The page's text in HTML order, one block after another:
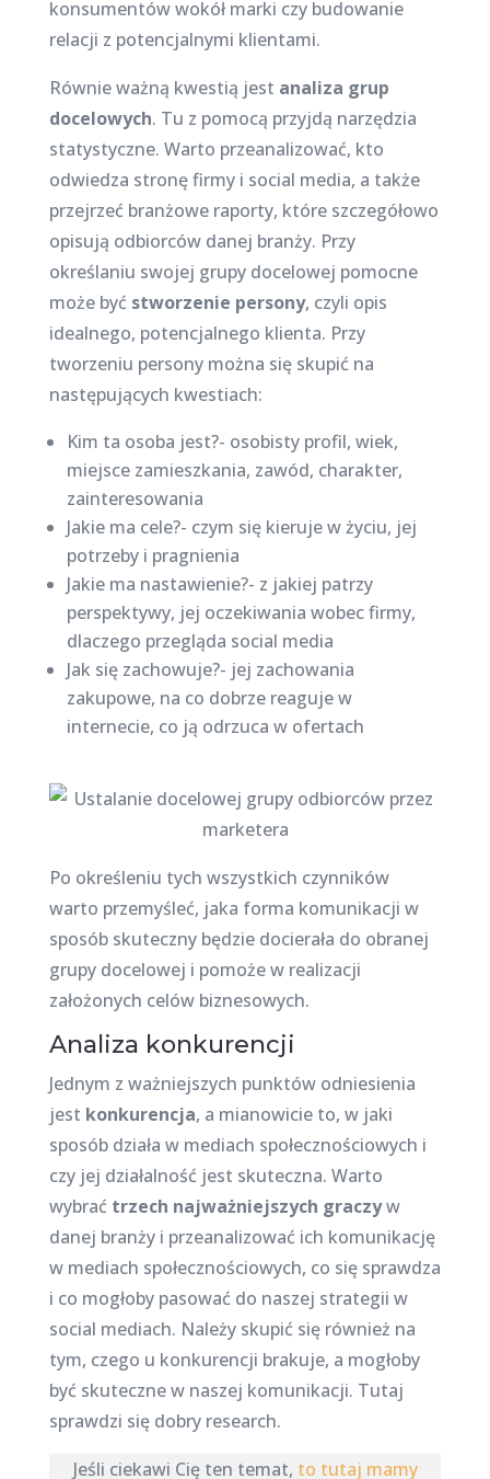
konsumentów wokół marki czy budowanie
relacji z potencjalnymi klientami.
Równie ważną kwestią jest analiza grup
docelowych. Tu z pomocą przyjdą narzędzia
statystyczne. Warto przeanalizować, kto
odwiedza stronę firmy i social media, a także
przejrzeć branżowe raporty, które szczegółowo
opisują odbiorców danej branży. Przy
określaniu swojej grupy docelowej pomocne
może być stworzenie persony, czyli opis
idealnego, potencjalnego klienta. Przy
tworzeniu persony można się skupić na
następujących kwestiach:
Kim ta osoba jest?- osobisty profil, wiek,
miejsce zamieszkania, zawód, charakter,
zainteresowania
Jakie ma cele?- czym się kieruje w życiu, jej
potrzeby i pragnienia
Jakie ma nastawienie?- z jakiej patrzy
perspektywy, jej oczekiwania wobec firmy,
dlaczego przegląda social media
Jak się zachowuje?- jej zachowania
zakupowe, na co dobrze reaguje w
internecie, co ją odrzuca w ofertach
Po określeniu tych wszystkich czynników
warto przemyśleć, jaka forma komunikacji w
sposób skuteczny będzie docierała do obranej
grupy docelowej i pomoże w realizacji
założonych celów biznesowych.
Analiza konkurencji
Jednym z ważniejszych punktów odniesienia
jest konkurencja, a mianowicie to, w jaki
sposób działa w mediach społecznościowych i
czy jej działalność jest skuteczna. Warto
wybrać trzech najważniejszych graczyw
danej branży i przeanalizować ich komunikację
w mediach społecznościowych, co się sprawdza
i co mogłoby pasować do naszej strategii w
social mediach. Należy skupić się również na
tym, czego u konkurencji brakuje, a mogłoby
być skuteczne w naszej komunikacji. Tutaj
sprawdzi się dobry research.
Jeśli ciekawi Cię ten temat, to tutaj mamy